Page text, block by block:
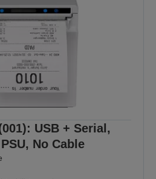
USB + Serial,
No Cable